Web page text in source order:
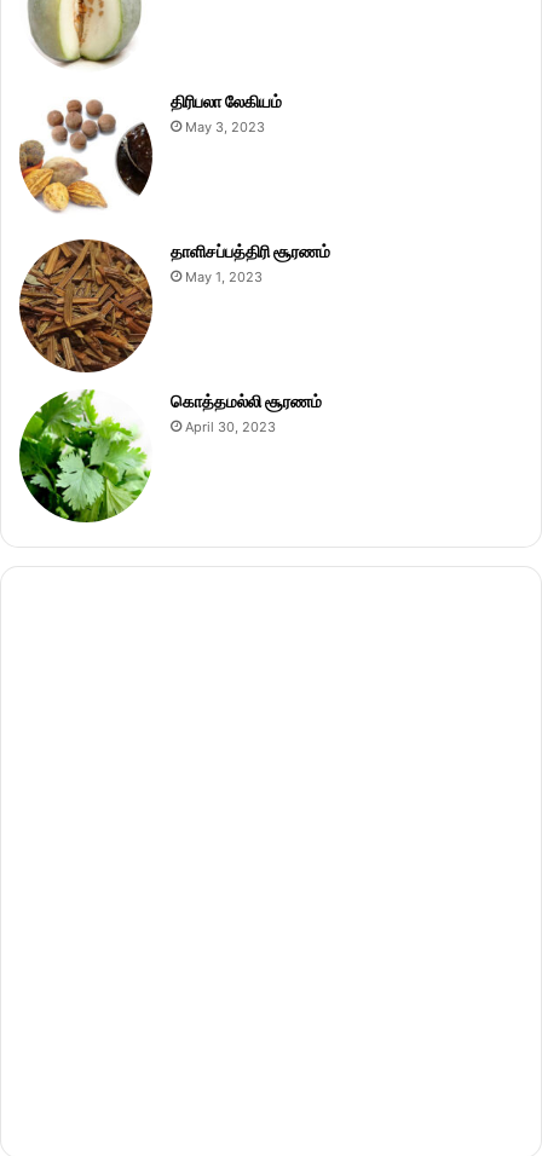
திரிபலா லேகியம்
May 3, 2023
தாளிசப்பத்திரி சூரணம்
May 1, 2023
கொத்தமல்லி சூரணம்
April 30, 2023